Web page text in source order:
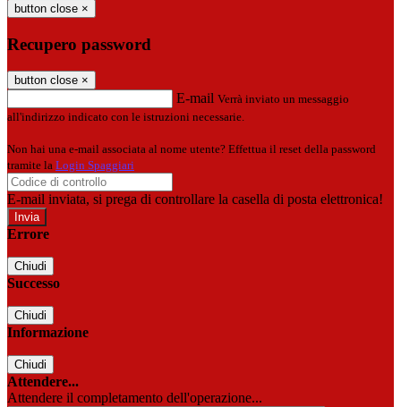
button close ×
Recupero password
button close ×
E-mail Verrà inviato un messaggio
all'indirizzo indicato con le istruzioni necessarie.
Non hai una e-mail associata al nome utente? Effettua il reset della password
tramite la Login Spaggiari
E-mail inviata, si prega di controllare la casella di posta elettronica!
Errore
Chiudi
Successo
Chiudi
Informazione
Chiudi
Attendere...
Attendere il completamento dell'operazione...